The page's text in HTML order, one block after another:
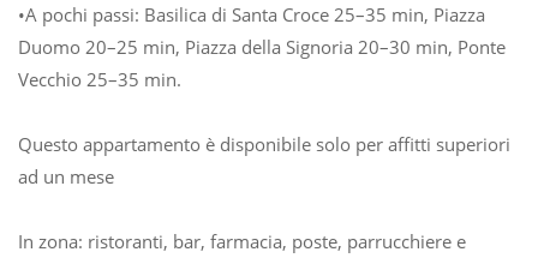
•A pochi passi: Basilica di Santa Croce 25–35 min, Piazza
Duomo 20–25 min, Piazza della Signoria 20–30 min, Ponte
Vecchio 25–35 min.
Questo appartamento è disponibile solo per affitti superiori
ad un mese
In zona: ristoranti, bar, farmacia, poste, parrucchiere e